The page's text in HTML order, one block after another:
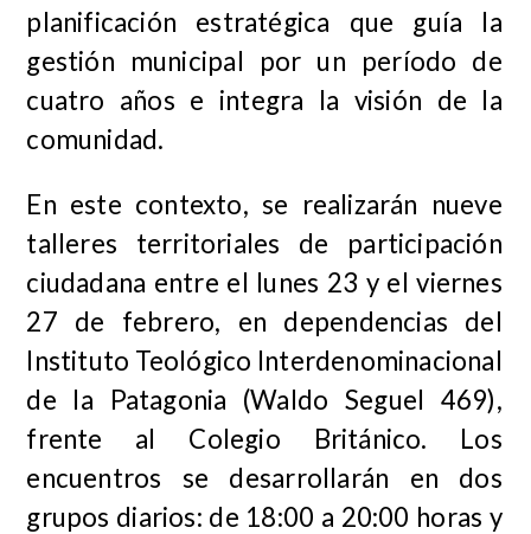
planificación estratégica que guía la
gestión municipal por un período de
cuatro años e integra la visión de la
comunidad.
En este contexto, se realizarán nueve
talleres territoriales de participación
ciudadana entre el lunes 23 y el viernes
27 de febrero, en dependencias del
Instituto Teológico Interdenominacional
de la Patagonia (Waldo Seguel 469),
frente al Colegio Británico. Los
encuentros se desarrollarán en dos
grupos diarios: de 18:00 a 20:00 horas y